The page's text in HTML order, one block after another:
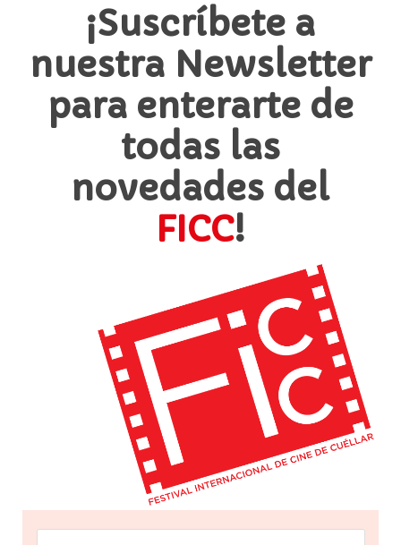
¡Suscríbete a
nuestra Newsletter
para enterarte de
todas las
novedades del
FICC!